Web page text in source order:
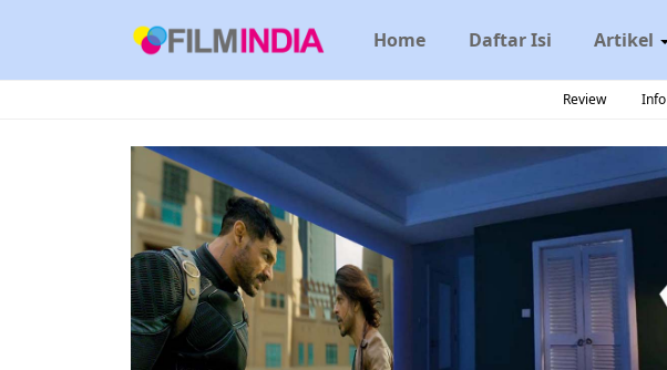
Home Daftar Isi Artikel
Review Info